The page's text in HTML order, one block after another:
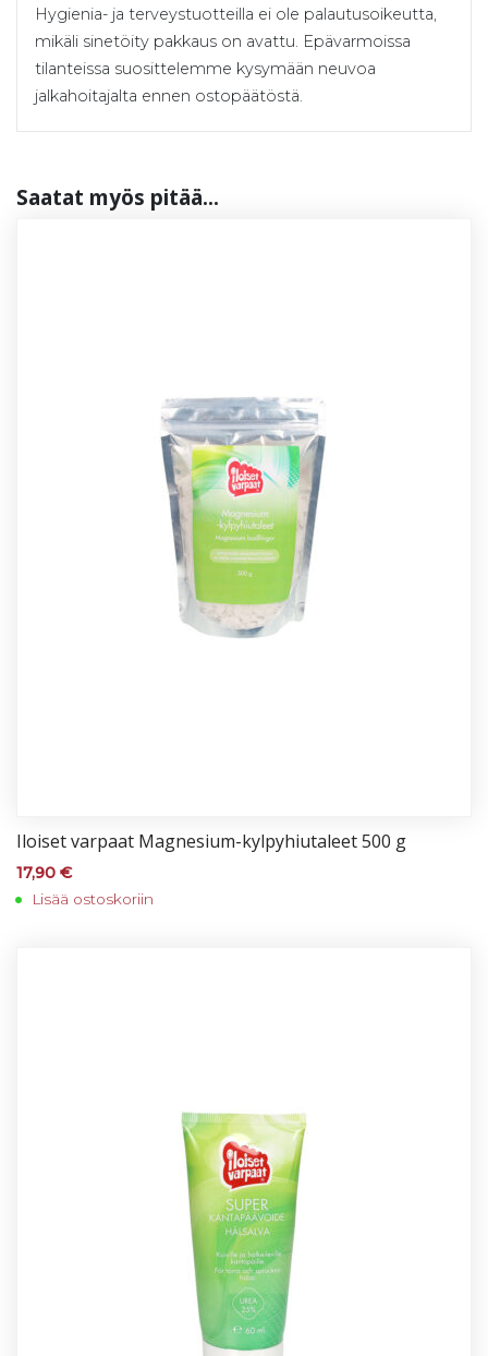
Hygienia- ja terveystuotteilla ei ole palautusoikeutta,
mikäli sinetöity pakkaus on avattu. Epävarmoissa
tilanteissa suosittelemme kysymään neuvoa
jalkahoitajalta ennen ostopäätöstä.
Saa­tat myös pi­tää...
Iloi­set var­paat Mag­ne­sium-kyl­py­hiu­ta­leet 500 g
17,90 €
Lisää ostoskoriin